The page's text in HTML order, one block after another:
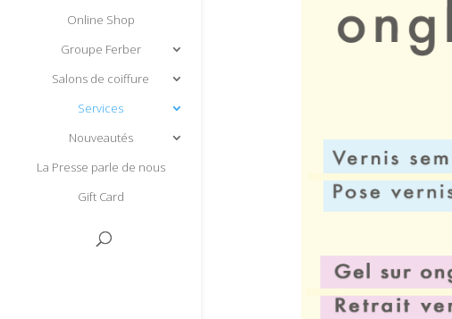
Online Shop
Groupe Ferber
Salons de coiffure
Services
Nouveautés
La Presse parle de nous
Gift Card